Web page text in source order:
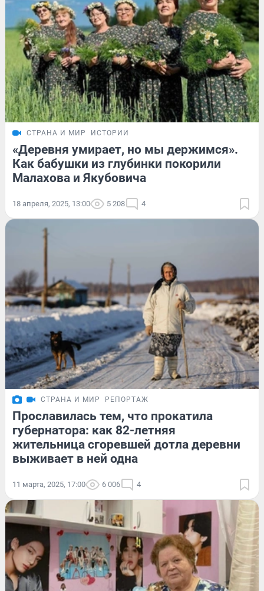
СТРАНА И МИР ИСТОРИИ
«Деревня умирает, но мы держимся».
Как бабушки из глубинки покорили
Малахова и Якубовича
18 апреля, 2025, 13:00 5 208 4
СТРАНА И МИР РЕПОРТАЖ
Прославилась тем, что прокатила
губернатора: как 82-летняя
жительница сгоревшей дотла деревни
выживает в ней одна
11 марта, 2025, 17:00 6 006 4